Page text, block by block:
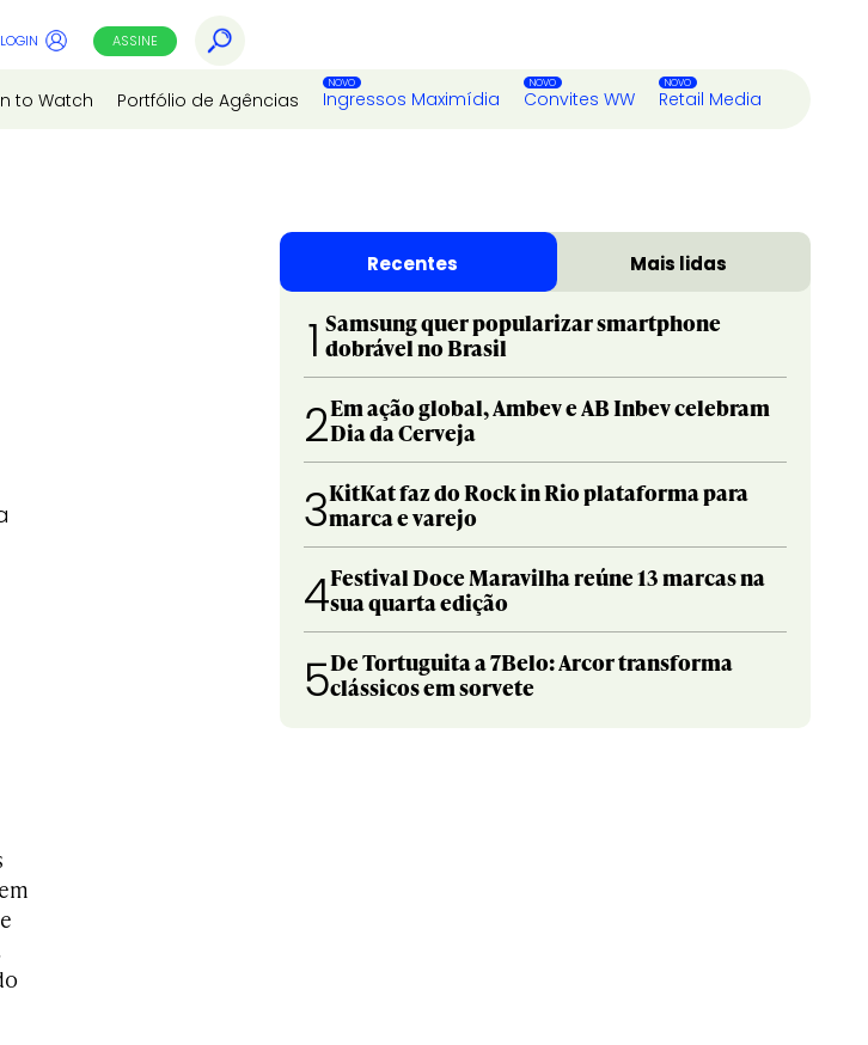
LOGIN ASSINE
to Watch Portfólio de Agências Ingressos Maximídia Convites WW Retail Media
Recentes Mais lidas
1 Samsung quer popularizar smartphone
dobrável no Brasil
2Em ação global, Ambev e AB Inbev celebram
Dia da Cerveja
3KitKat faz do Rock in Rio plataforma para
marca e varejo
4Festival Doce Maravilha reúne 13 marcas na
sua quarta edição
5De Tortuguita a 7Belo: Arcor transforma
clássicos em sorvete